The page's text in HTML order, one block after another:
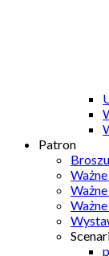
Patron